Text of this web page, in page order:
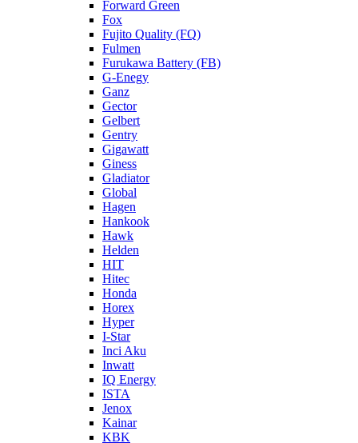
Forward Green
Fox
Fujito Quality (FQ)
Fulmen
Furukawa Battery (FB)
G-Enegy
Ganz
Gector
Gelbert
Gentry
Gigawatt
Giness
Gladiator
Global
Hagen
Hankook
Hawk
Helden
HIT
Hitec
Honda
Horex
Hyper
I-Star
Inci Aku
Inwatt
IQ Energy
ISTA
Jenox
Kainar
KBK